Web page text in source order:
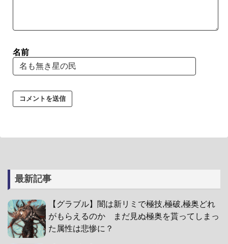
名前
最新記事
【グラブル】闇は新リミで極技,極破,極奥どれ
がもらえるのか まだ見ぬ極奥を貰ってしまっ
た属性は悲惨に？